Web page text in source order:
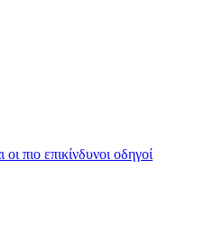
πιο επικίνδυνοι οδηγοί